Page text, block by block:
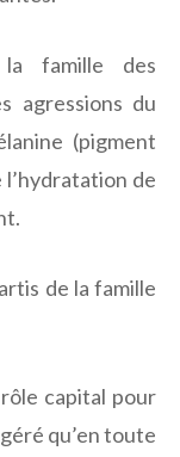
famille des
agressions du
(pigment
l’hydratation de
de la famille
capital pour
qu’en toute